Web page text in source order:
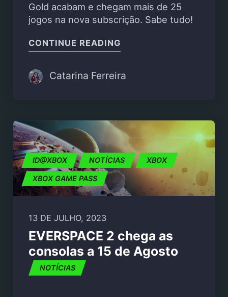
Gold acabam e chegam mais de 25
jogos na nova subscrição. Sabe tudo!
CONTINUE READING
Catarina Ferreira
ID@XBOX NOTÍCIAS XBOX
XBOX GAME PASS
13 DE JULHO, 2023
EVERSPACE 2 chega as
consolas a 15 de Agosto
NOTÍCIAS